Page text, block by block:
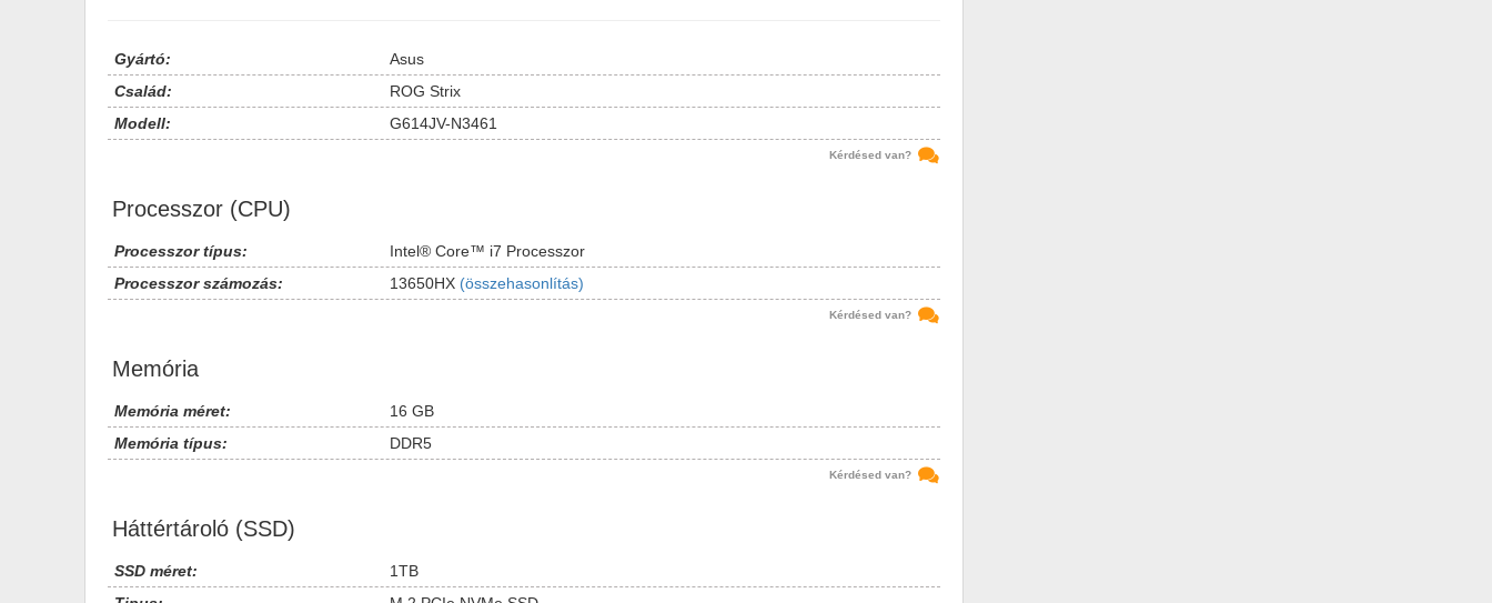
Gyártó:
Asus
Család:
ROG Strix
Modell:
G614JV-N3461
Kérdésed van?
Processzor (CPU)
Processzor típus:
Intel® Core™ i7 Processzor
Processzor számozás:
13650HX (összehasonlítás)
Kérdésed van?
Memória
Memória méret:
16 GB
Memória típus:
DDR5
Kérdésed van?
Háttértároló (SSD)
SSD méret:
1TB